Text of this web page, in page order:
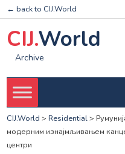
← back to CIJ.World
CIJ.World
Archive
CIJ.World > Residential>
модерним изнајмљивањем
центри